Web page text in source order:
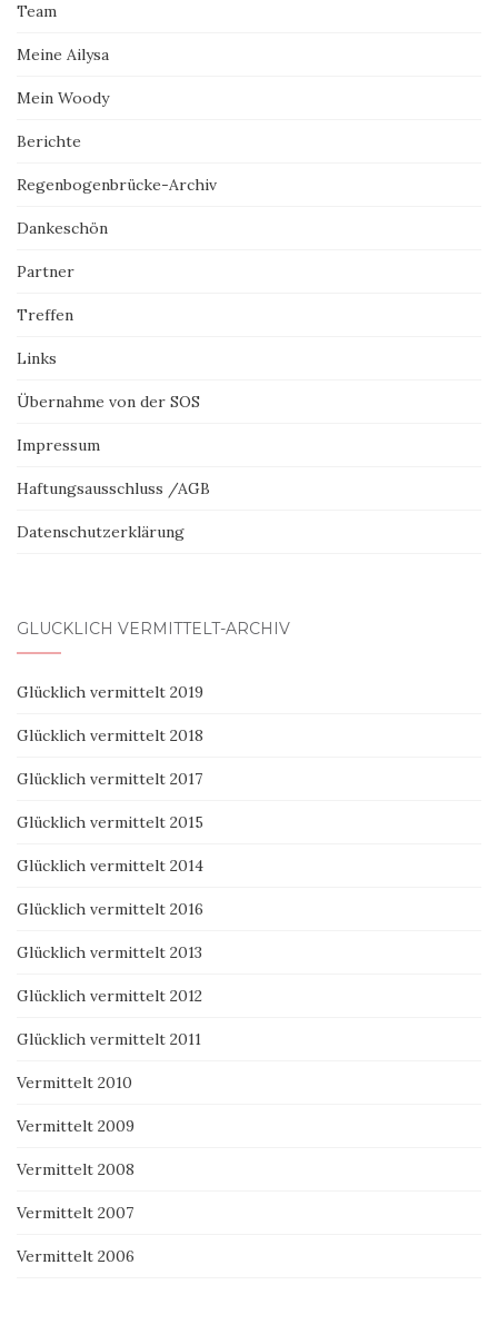
Team
Meine Ailysa
Mein Woody
Berichte
Regenbogenbrücke-Archiv
Dankeschön
Partner
Treffen
Links
Übernahme von der SOS
Impressum
Haftungsausschluss /AGB
Datenschutzerklärung
GLÜCKLICH VERMITTELT-ARCHIV
Glücklich vermittelt 2019
Glücklich vermittelt 2018
Glücklich vermittelt 2017
Glücklich vermittelt 2015
Glücklich vermittelt 2014
Glücklich vermittelt 2016
Glücklich vermittelt 2013
Glücklich vermittelt 2012
Glücklich vermittelt 2011
Vermittelt 2010
Vermittelt 2009
Vermittelt 2008
Vermittelt 2007
Vermittelt 2006